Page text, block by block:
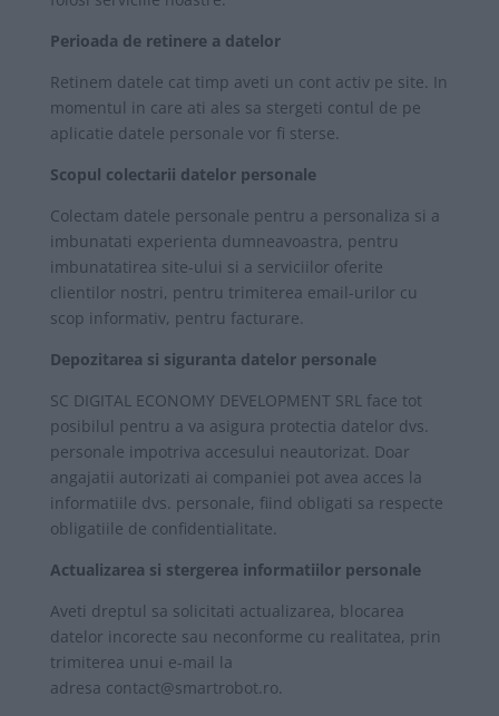
Perioada de retinere a datelor
Retinem datele cat timp aveti un cont activ pe site. In
momentul in care ati ales sa stergeti contul de pe
aplicatie datele personale vor fi sterse.
Scopul colectarii datelor personale
Colectam datele personale pentru a personaliza si a
imbunatati experienta dumneavoastra, pentru
imbunatatirea site-ului si a serviciilor oferite
clientilor nostri, pentru trimiterea email-urilor cu
scop informativ, pentru facturare.
Depozitarea si siguranta datelor personale
SC DIGITAL ECONOMY DEVELOPMENT SRL face tot
posibilul pentru a va asigura protectia datelor dvs.
personale impotriva accesului neautorizat. Doar
angajatii autorizati ai companiei pot avea acces la
informatiile dvs. personale, fiind obligati sa respecte
obligatiile de confidentialitate.
Actualizarea si stergerea informatiilor personale
Aveti dreptul sa solicitati actualizarea, blocarea
datelor incorecte sau neconforme cu realitatea, prin
trimiterea unui e-mail la
adresa contact@smartrobot.ro.